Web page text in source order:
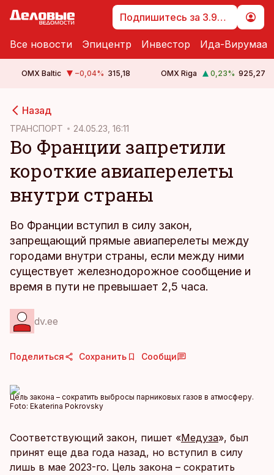
Подпишитесь за 3.99 €
Все новости Эпицентр Инвестор Ида-Вирумаа
OMX Baltic −0,04% 315,18 OMX Riga 0,23% 925,27
Назад
ТРАНСПОРТ 24.05.23, 16:11
Во Франции запретили
короткие авиаперелеты
внутри страны
Во Франции вступил в силу закон,
запрещающий прямые авиаперелеты между
городами внутри страны, если между ними
существует железнодорожное сообщение и
время в пути не превышает 2,5 часа.
dv.ee
Поделиться Сохранить Сообщи
Цель закона – сократить выбросы парниковых газов в атмосферу.
Foto: Ekaterina Pokrovsky
Соответствующий закон, пишет «Медуза», был
принят еще два года назад, но вступил в силу
лишь в мае 2023-го. Цель закона – сократить